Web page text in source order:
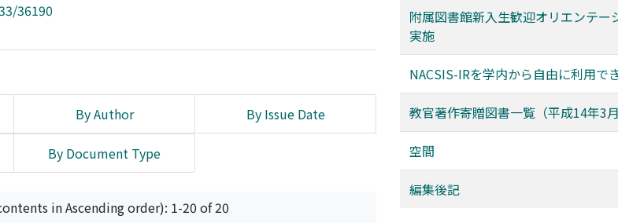
36190
By Author By Issue Date
By Document Type
in Ascending order): 1-20 of 20
附属図書館新入生歓迎オリエンテー
実施
NACSIS-IRを学内から自由に利用で
教官著作寄贈図書一覧（平成14年3
空間
編集後記